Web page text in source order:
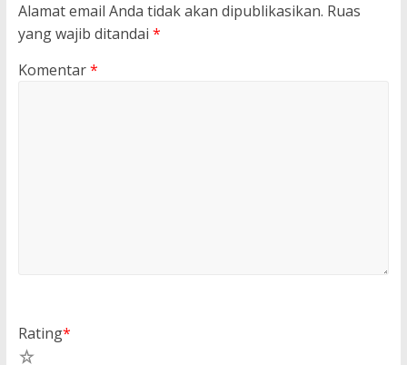
Alamat email Anda tidak akan dipublikasikan. Ruas
yang wajib ditandai *
Komentar*
Rating*